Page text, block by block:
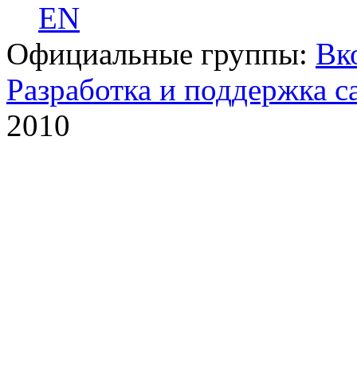
EN
Официальные группы:
Разработка и поддержка
2010